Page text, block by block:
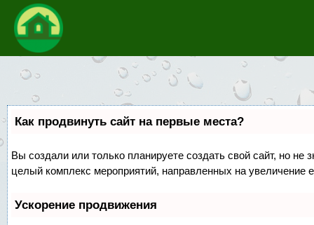
Как продвинуть сайт на первые места?
Вы создали или только планируете создать свой сайт, но не
целый комплекс мероприятий, направленных на увеличение
Ускорение продвижения